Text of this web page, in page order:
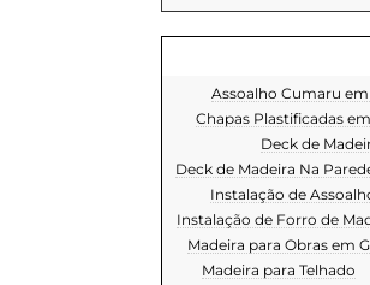
Assoalho Cumaru em
Chapas Plastificadas
Deck de
Deck de Madeira Na
Instalação de
Instalação de Forro de
Madeira para Obras em
Madeira para Telhado